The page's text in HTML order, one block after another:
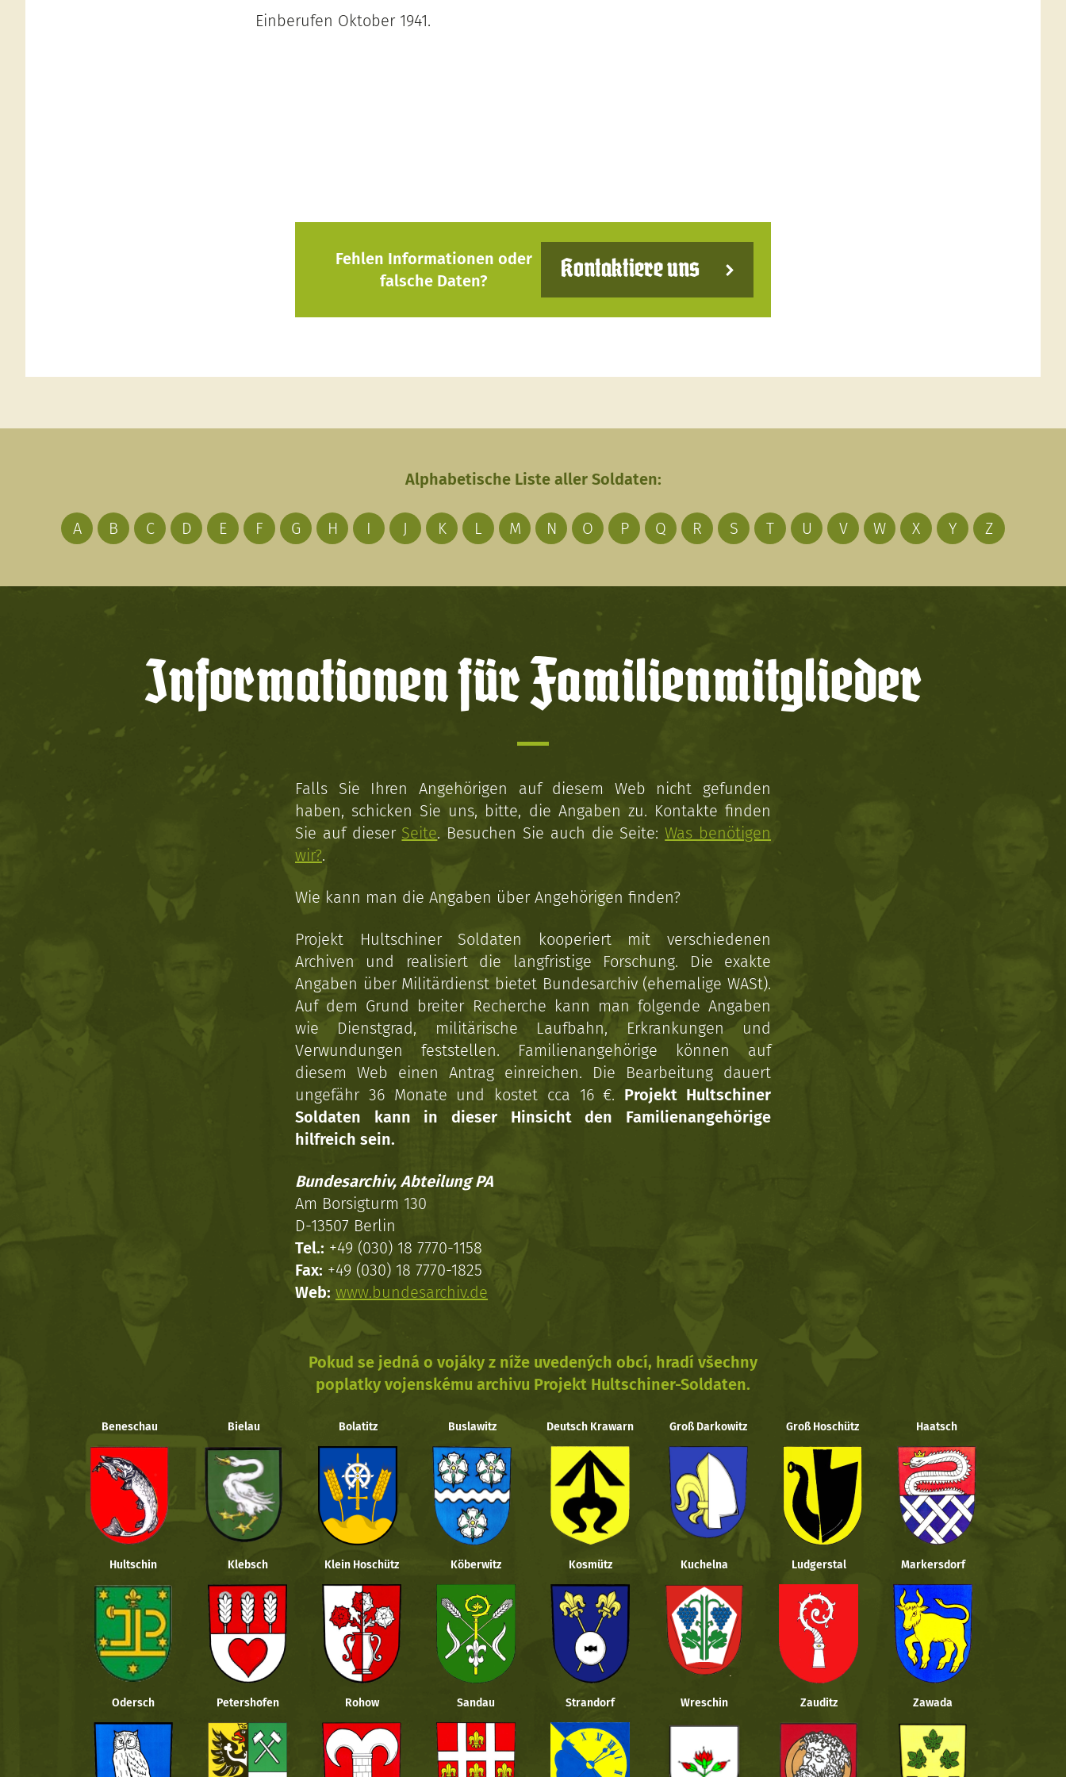
Einberufen Oktober 1941.
Fehlen Informationen oder
falsche Daten?
Kontaktiere uns
Alphabetische Liste aller Soldaten:
A B C D E F G H I J K L M N O P Q R S T U V W X Y Z
Informationen für Familienmitglieder
Falls Sie Ihren Angehörigen auf diesem Web nicht gefunden
haben, schicken Sie uns, bitte, die Angaben zu. Kontakte finden
Sie auf dieser Seite. Besuchen Sie auch die Seite:Was benötigen
wir?.
Wie kann man die Angaben über Angehörigen finden?
Projekt Hultschiner Soldaten kooperiert mit verschiedenen
Archiven und realisiert die langfristige Forschung. Die exakte
Angaben über Militärdienst bietet Bundesarchiv (ehemalige WASt).
Auf dem Grund breiter Recherche kann man folgende Angaben
wie Dienstgrad, militärische Laufbahn, Erkrankungen und
Verwundungen feststellen. Familienangehörige können auf
diesem Web einen Antrag einreichen. Die Bearbeitung dauert
ungefähr 36 Monate und kostet cca 16 €. Projekt Hultschiner
Soldaten kann in dieser Hinsicht den Familienangehörige
hilfreich sein.
Bundesarchiv, Abteilung PA
Am Borsigturm 130
D-13507 Berlin
Tel.: +49 (030) 18 7770-1158
Fax: +49 (030) 18 7770-1825
Web: www.bundesarchiv.de
Pokud se jedná o vojáky z níže uvedených obcí, hradí všechny
poplatky vojenskému archivu Projekt Hultschiner-Soldaten.
Beneschau Bielau Bolatitz Buslawitz Deutsch Krawarn Groß Darkowitz Groß Hoschütz Haatsch
Hultschin Klebsch Klein Hoschütz Köberwitz Kosmütz Kuchelna Ludgerstal Markersdorf
Odersch Petershofen Rohow Sandau Strandorf Wreschin Zauditz Zawada